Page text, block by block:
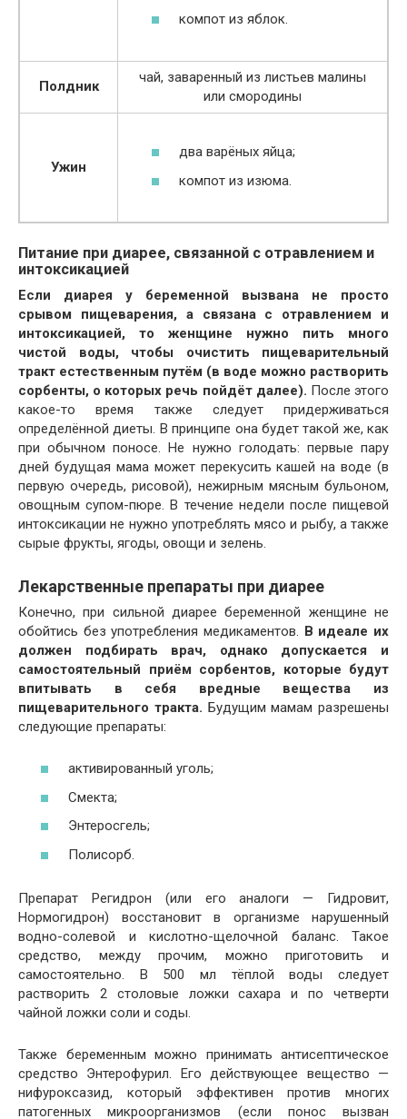
компот из яблок.
Полдник
чай, заваренный из листьев малины
или смородины
Ужин
два варёных яйца;
компот из изюма.
Питание при диарее, связанной с отравлением и
интоксикацией
Если диарея у беременной вызвана не просто
срывом пищеварения, а связана с отравлением и
интоксикацией, то женщине нужно пить много
чистой воды, чтобы очистить пищеварительный
тракт естественным путём (в воде можно растворить
сорбенты, о которых речь пойдёт далее). После этого
какое-то время также следует придерживаться
определённой диеты. В принципе она будет такой же, как
при обычном поносе. Не нужно голодать: первые пару
дней будущая мама может перекусить кашей на воде (в
первую очередь, рисовой), нежирным мясным бульоном,
овощным супом-пюре. В течение недели после пищевой
интоксикации не нужно употреблять мясо и рыбу, а также
сырые фрукты, ягоды, овощи и зелень.
Лекарственные препараты при диарее
Конечно, при сильной диарее беременной женщине не
обойтись без употребления медикаментов. В идеале их
должен подбирать врач, однако допускается и
самостоятельный приём сорбентов, которые будут
впитывать в себя вредные вещества из
пищеварительного тракта. Будущим мамам разрешены
следующие препараты:
активированный уголь;
Смекта;
Энтеросгель;
Полисорб.
Препарат Регидрон (или его аналоги — Гидровит,
Нормогидрон) восстановит в организме нарушенный
водно-солевой и кислотно-щелочной баланс. Такое
средство, между прочим, можно приготовить и
самостоятельно. В 500 мл тёплой воды следует
растворить 2 столовые ложки сахара и по четверти
чайной ложки соли и соды.
Также беременным можно принимать антисептическое
средство Энтерофурил. Его действующее вещество —
нифуроксазид, который эффективен против многих
патогенных микроорганизмов (если понос вызван